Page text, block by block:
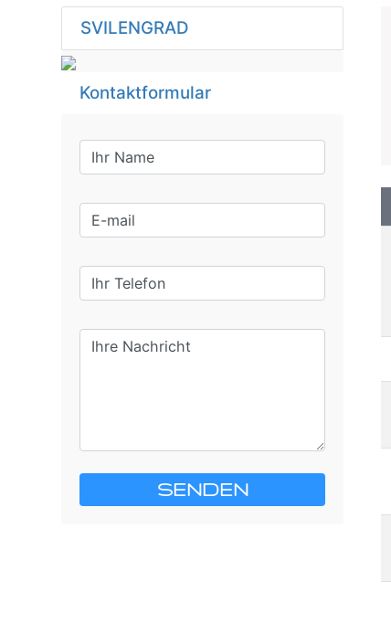
SVILENGRAD
Kontaktformular
SENDEN